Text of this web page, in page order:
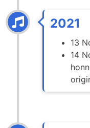
2021
13
14